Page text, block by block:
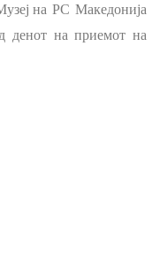
узеј на РС Македонија
денот на приемот на